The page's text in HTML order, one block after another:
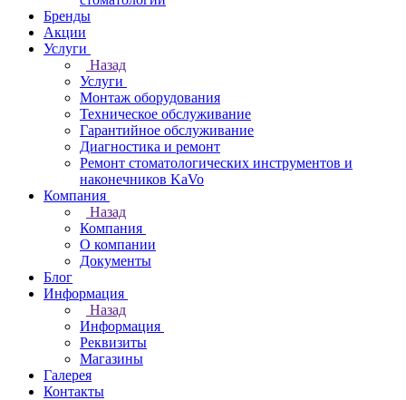
Бренды
Акции
Услуги
Назад
Услуги
Монтаж оборудования
Техническое обслуживание
Гарантийное обслуживание
Диагностика и ремонт
Ремонт стоматологических инструментов и
наконечников KaVo
Компания
Назад
Компания
О компании
Документы
Блог
Информация
Назад
Информация
Реквизиты
Магазины
Галерея
Контакты